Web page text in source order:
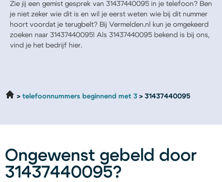
Zie jij een gemist gesprek van 31437440095 in je telefoon? Ben
je niet zeker wie dit is en wil je eerst weten wie bij dit nummer
hoort voordat je terugbelt? Bij Vermelden.nl kun je omgekeerd
zoeken naar 31437440095! Als 31437440095 bekend is bij ons,
vind je het bedrijf hier.
telefoonnummers beginnend met 3 31437440095
Ongewenst gebeld door
31437440095?